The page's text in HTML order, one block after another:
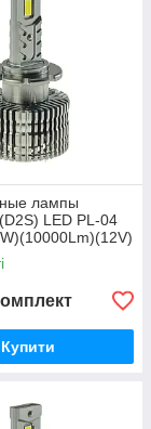
лампы
LED PL-04
Купити